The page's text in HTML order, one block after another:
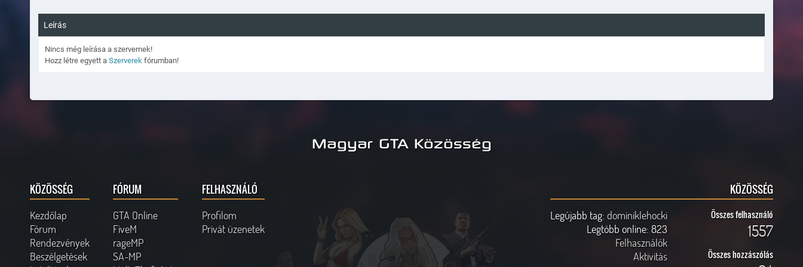
Leírás
Nincs még leírása a szervernek!
Hozz létre egyett a Szerverek fórumban!
Magyar GTA Közösség
KÖZÖSSÉG
Kezdőlap
Fórum
Rendezvények
Beszélgetések
FÓRUM
GTA Online
FiveM
rageMP
SA-MP
FELHASZNÁLÓ
Profilom
Privát üzenetek
KÖZÖSSÉG
Legújabb tag: dominiklehocki
Legtöbb online: 823
Felhasználók
Aktivitás
Összes felhasználó
1557
Összes hozzászólás